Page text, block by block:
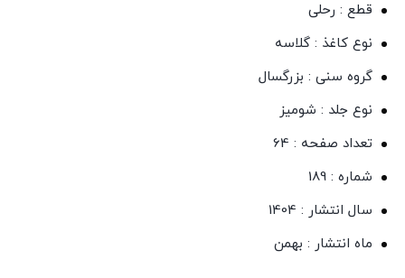
قطع : رحلی
نوع کاغذ : گلاسه
گروه سنی : بزرگسال
نوع جلد : شومیز
تعداد صفحه : 64
شماره : 189
سال انتشار : 1404
ماه انتشار : بهمن